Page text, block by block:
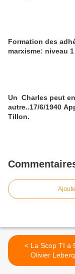
Formation des
marxisme: niveau 1
Un Charles peut
autre..17/6/1940
Tillon.
< La Scop TI a 5 ans.
Olivier